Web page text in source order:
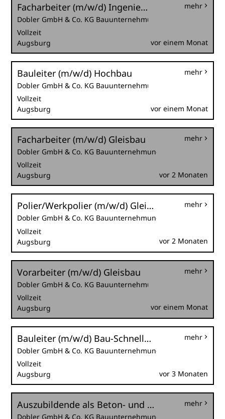
Facharbeiter (m/w/d) Ingenieurbau
Dobler GmbH & Co. KG Bauunternehmung
Vollzeit
Augsburg
mehr
vor einem Monat
Bauleiter (m/w/d) Hochbau
Dobler GmbH & Co. KG Bauunternehmung
Vollzeit
Augsburg
mehr
vor einem Monat
Facharbeiter (m/w/d) Gleisbau
Dobler GmbH & Co. KG Bauunternehmung
Vollzeit
Augsburg
mehr
vor 2 Monaten
Polier/Werkpolier (m/w/d) Gleisbau
Dobler GmbH & Co. KG Bauunternehmung
Vollzeit
Augsburg
mehr
vor 2 Monaten
Vorarbeiter (m/w/d) Gleisbau
Dobler GmbH & Co. KG Bauunternehmung
Vollzeit
Augsburg
mehr
vor einem Monat
Bauleiter (m/w/d) Bau-Schnelldienst
Dobler GmbH & Co. KG Bauunternehmung
Vollzeit
Augsburg
mehr
vor 3 Monaten
Auszubildende als Beton- und Stahlbetonbauer (m/w/d)
Dobler GmbH & Co. KG Bauunternehmung
mehr